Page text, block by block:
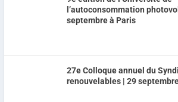
l’autoconsommation
septembre à Paris
27e Colloque annuel du
renouvelables | 29